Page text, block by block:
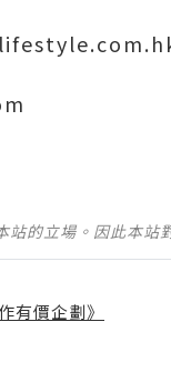
站的立場。因此本
有價企劃》